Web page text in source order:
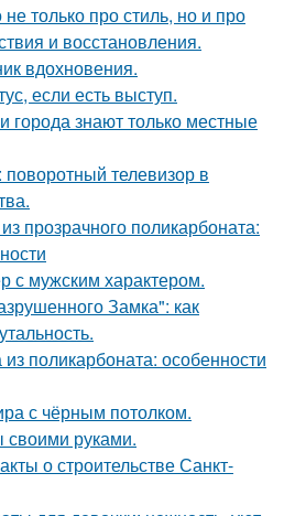
только про стиль, но и про
и восстановления.
вдохновения.
если есть выступ.
города знают только местные
телевизор в
прозрачного поликарбоната:
с мужским характером.
Замка": как
поликарбоната: особенности
с чёрным потолком.
руками.
о строительстве Санкт-